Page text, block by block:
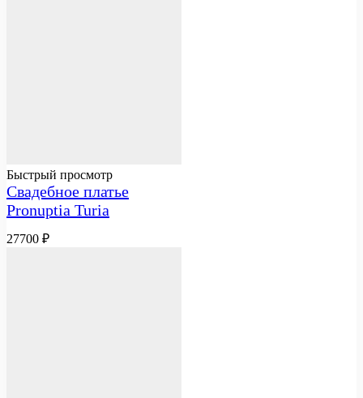
Быстрый просмотр
Свадебное платье
Pronuptia Turia
27700 ₽